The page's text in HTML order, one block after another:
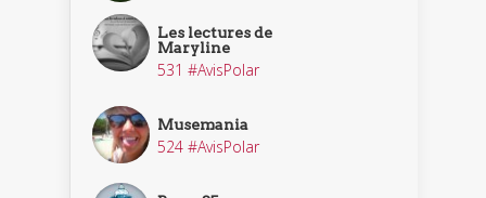
Les lectures de
Maryline
531 #AvisPolar
Musemania
524 #AvisPolar